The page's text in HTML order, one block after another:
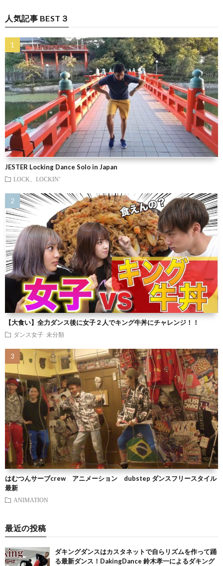
人気記事 BEST３
JESTER Locking Dance Solo in Japan
LOCK、LOCKIN’
【大食い】全力ダンス後に女子２人でキング牛丼にチャレンジ！！
ダンス女子 未分類
はむつんサーブcrew アニメーション dubstep ダンスフリースタイル
最新
ANIMATION
最近の投稿
ダキングダンスはカスタネットで自らリズムを作って踊
る最新ダンス！DakingDance 鈴木孝一によるダキング